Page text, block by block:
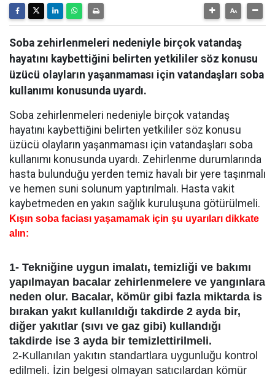
Soba zehirlenmeleri nedeniyle birçok vatandaş
hayatını kaybettiğini belirten yetkililer söz konusu
üzücü olayların yaşanmaması için vatandaşları soba
kullanımı konusunda uyardı.
Soba zehirlenmeleri nedeniyle birçok vatandaş
hayatını kaybettiğini belirten yetkililer söz konusu
üzücü olayların yaşanmaması için vatandaşları soba
kullanımı konusunda uyardı. Zehirlenme durumlarında
hasta bulunduğu yerden temiz havalı bir yere taşınmalı
ve hemen suni solunum yaptırılmalı. Hasta vakit
kaybetmeden en yakın sağlık kuruluşuna götürülmeli.
Kışın soba faciası yaşamamak için şu uyarıları dikkate
alın:
1- Tekniğine uygun imalatı, temizliği ve bakımı
yapılmayan bacalar zehirlenmelere ve yangınlara
neden olur. Bacalar, kömür gibi fazla miktarda is
bırakan yakıt kullanıldığı takdirde 2 ayda bir,
diğer yakıtlar (sıvı ve gaz gibi) kullandığı
takdirde ise 3 ayda bir temizlettirilmeli.
2-Kullanılan yakıtın standartlara uygunluğu kontrol
edilmeli. İzin belgesi olmayan satıcılardan kömür